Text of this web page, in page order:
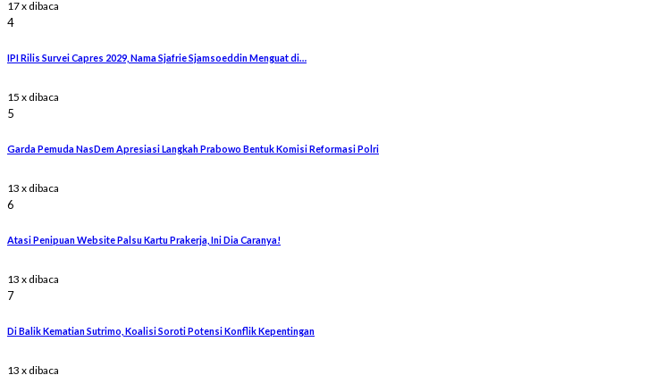
17 x dibaca
4
IPI Rilis Survei Capres 2029, Nama Sjafrie Sjamsoeddin Menguat di…
15 x dibaca
5
Garda Pemuda NasDem Apresiasi Langkah Prabowo Bentuk Komisi Reformasi Polri
13 x dibaca
6
Atasi Penipuan Website Palsu Kartu Prakerja, Ini Dia Caranya!
13 x dibaca
7
Di Balik Kematian Sutrimo, Koalisi Soroti Potensi Konflik Kepentingan
13 x dibaca